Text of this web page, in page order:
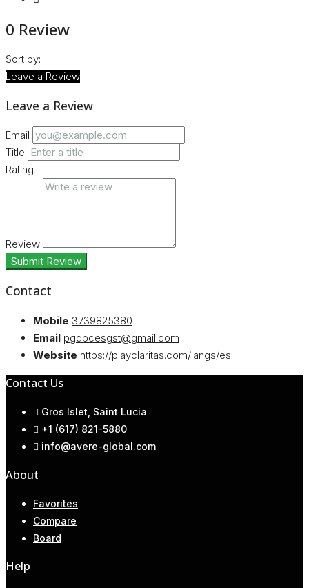
0 Review
Sort by:
Leave a Review
Leave a Review
Email
Title
Rating
Review
Submit Review
Contact
Mobile 3739825380
Email pgdbcesgst@gmail.com
Website https://playclaritas.com/langs/es
Contact Us
Gros Islet, Saint Lucia
+1 (617) 821-5880
info@avere-global.com
About
Favorites
Compare
Board
Help